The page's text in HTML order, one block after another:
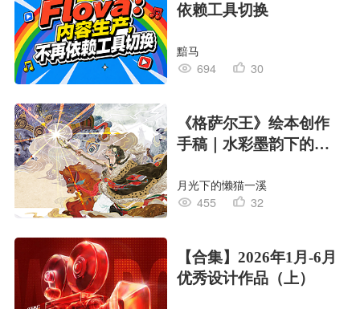
依赖工具切换
黯马
694
30
《格萨尔王》绘本创作
手稿｜水彩墨韵下的史
月光下的懒猫一溪
455
32
【合集】2026年1月-6月
优秀设计作品（上）